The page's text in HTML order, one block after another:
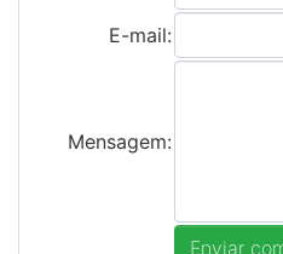
E-mail:
Mensagem: